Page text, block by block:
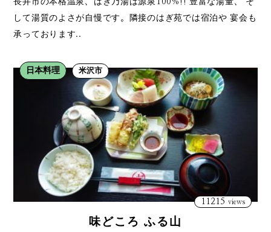
して湯質のよさが自慢です。隣接のはぎ苑では宿泊や 宴会も
承っております..
日本料理 米沢市
11215 views
味どころ ふる山